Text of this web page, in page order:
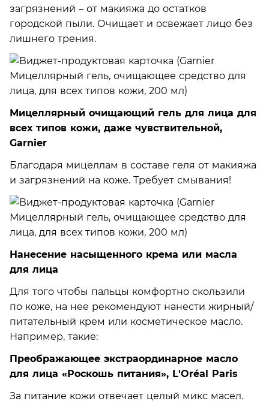
загрязнений – от макияжа до остатков
городской пыли. Очищает и освежает лицо без
лишнего трения.
Мицеллярный очищающий гель для лица для
всех типов кожи, даже чувствительной,
Garnier
Благодаря мицеллам в составе геля от макияжа
и загрязнений на коже. Требует смывания!
Нанесение насыщенного крема или масла
для лица
Для того чтобы пальцы комфортно скользили
по коже, на нее рекомендуют нанести жирный/
питательный крем или косметическое масло.
Например, такие:
Преображающее экстраординарное масло
для лица «Роскошь питания», L'Oréal Paris
За питание кожи отвечает целый микс масел.